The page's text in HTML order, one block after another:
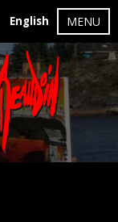
English MENU